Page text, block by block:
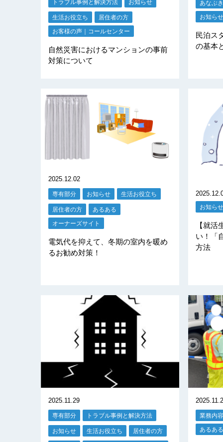
トラブル事例と解決方法 お知らせ
生活お役立ち 居住者の方
お客様の声｜コールセンター
自然災害におけるマンションの事前
対策について
あなぶ
お知らせ
民泊ス
の基本
2025.12.02
専有部分 お知らせ 生活お役立ち
居住者の方 あるある
オーナーズサイト
電気代を抑えて、冬期の室内を暖め
るお勧め対策！
お知らせ
【就
い！「
方法
2025.11.29
専有部分 トラブル事例と解決方法
お知らせ 生活お役立ち 居住者の方
業務内容
あるある